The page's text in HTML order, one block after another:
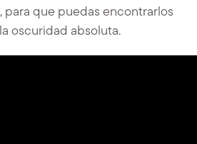
que puedas encontrarlos
oscuridad absoluta.